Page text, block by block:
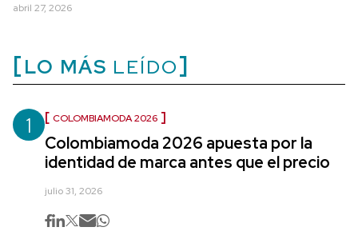
abril 27, 2026
LO MÁS LEÍDO
1 COLOMBIAMODA 2026
Colombiamoda 2026 apuesta por la
identidad de marca antes que el precio
julio 31, 2026